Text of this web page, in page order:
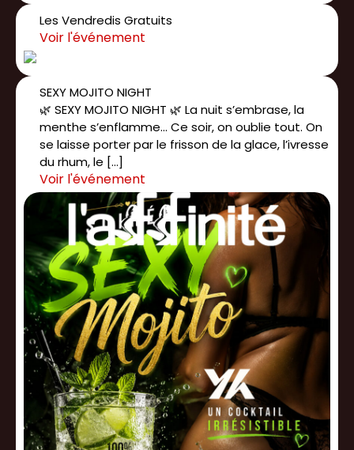
Les Vendredis Gratuits
SEXY MOJITO NIGHT
🌿 SEXY MOJITO NIGHT 🌿 La nuit s’embrase, la
menthe s’enflamme... Ce soir, on oublie tout. On
se laisse porter par le frisson de la glace, l’ivresse
du rhum, le […]